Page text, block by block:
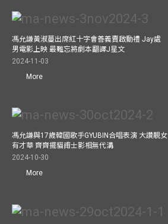
馮允謙黃淑蔓出席紅十字會善義賣啟動禮 Jay處
男電影上映 最難忘將劇本翻譯J星文
2024-11-03
More
馮允謙與17歲韓國歌手GYUBIN合唱表演 大讚靚女
有才華 齊齊擺貓甫士影相無代溝
2024-10-30
More